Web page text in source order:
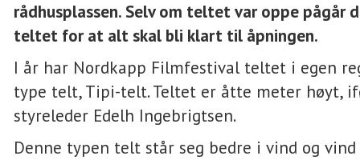
rådhusplassen. Selv om teltet var oppe pågår
teltet for at alt skal bli klart til åpningen.
I år har Nordkapp Filmfestival teltet i egen
type telt, Tipi-telt. Teltet er åtte meter høyt,
styreleder Edelh Ingebrigtsen.
Denne typen telt står seg bedre i vind og